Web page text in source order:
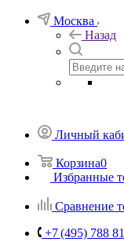
Москва
Назад
Личный
Корзина0
Избранные
Сравнение
+7 (495) 788